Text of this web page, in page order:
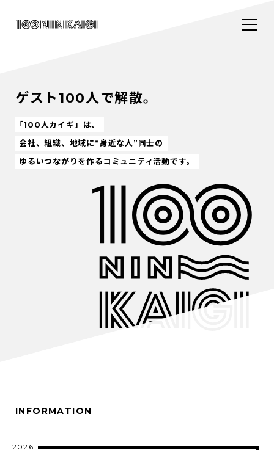
ゲスト100人で解散。
「100人カイギ」は、
会社、組織、地域に“身近な人”同士の
ゆるいつながりを作るコミュニティ活動です。
INFORMATION
2026